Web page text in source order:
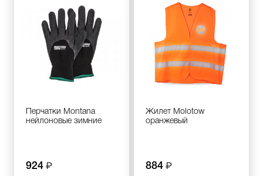
Перчатки Montana
нейлоновые зимние
924
Жилет Molotow
оранжевый
884